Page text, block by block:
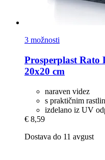
3 možnosti
Prosperplast Rato
20x20 cm
naraven videz
s praktičnim
izdelano iz UV
€ 8,59
Dostava do 11 avgust